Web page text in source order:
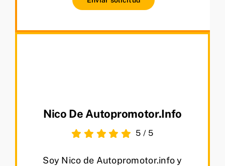
Nico De Autopromotor.info
5 / 5
Soy Nico de Autopromotor.info y